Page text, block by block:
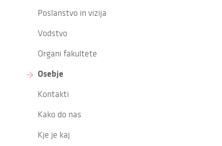
Poslanstvo in vizija
Vodstvo
Organi fakultete
Osebje
Kontakti
Kako do nas
Kje je kaj